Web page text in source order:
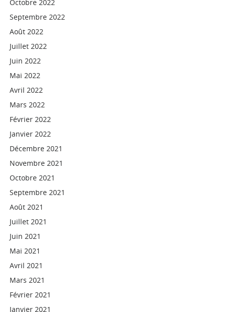
Octobre 2022
Septembre 2022
Août 2022
Juillet 2022
Juin 2022
Mai 2022
Avril 2022
Mars 2022
Février 2022
Janvier 2022
Décembre 2021
Novembre 2021
Octobre 2021
Septembre 2021
Août 2021
Juillet 2021
Juin 2021
Mai 2021
Avril 2021
Mars 2021
Février 2021
Janvier 2021